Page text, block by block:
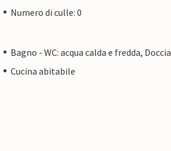
Numero di culle: 0
Bagno - WC: acqua calda e fredda, Doccia
Cucina abitabile